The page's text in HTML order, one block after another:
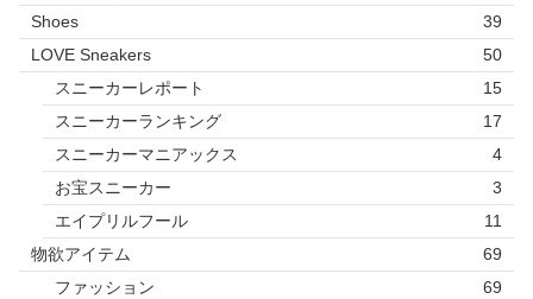
Shoes
39
LOVE Sneakers
50
スニーカーレポート
15
スニーカーランキング
17
スニーカーマニアックス
4
お宝スニーカー
3
エイプリルフール
11
物欲アイテム
69
ファッション
69